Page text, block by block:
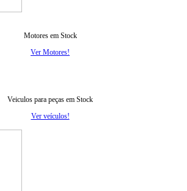
Motores em Stock
Ver Motores!
Veiculos para peças em Stock
Ver veículos!